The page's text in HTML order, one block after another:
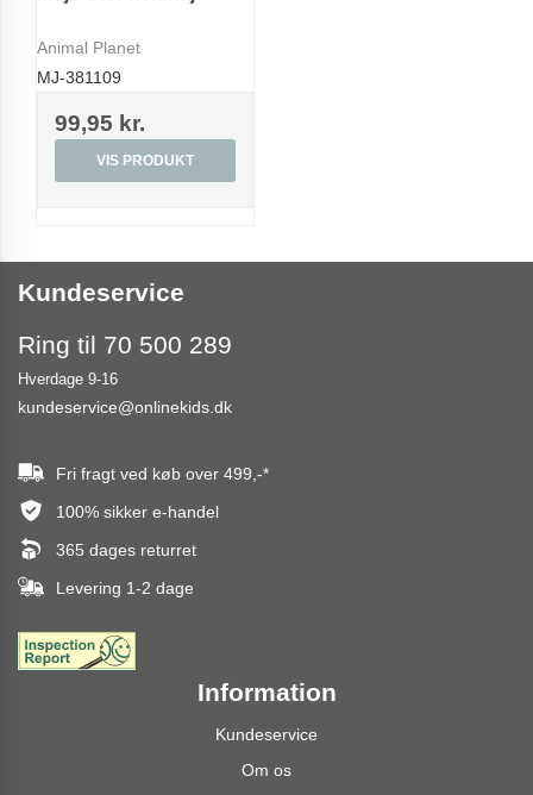
Animal Planet
MJ-381109
99,95 kr.
VIS PRODUKT
Kundeservice
Ring til 70 500 289
Hverdage 9-16
kundeservice@onlinekids.dk
Fri fragt ved køb over 499,-*
100% sikker e-handel
365 dages returret
Levering 1-2 dage
Information
Kundeservice
Om os